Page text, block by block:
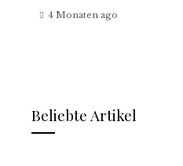
4 Monaten ago
Beliebte Artikel